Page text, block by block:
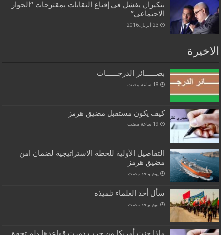
بنكيران يفشل في إقناع النقابات بمقترحات “الحوار
الاجتماعي”
23 أبريل,2016
الاخيرة
بصــــــائر الدرجــــــات
كيف يكون مستقبل مضيق هرمز
التفاصيل الأولية للخطة الاستراتيجية لضمان امن
مضيق هرمز
‏يوم واحد مضت
سأل أحد العلماء تلميذه
‏يوم واحد مضت
ماذا جنت أمريكا من حرب دمرت قواعدها ولم تحقق